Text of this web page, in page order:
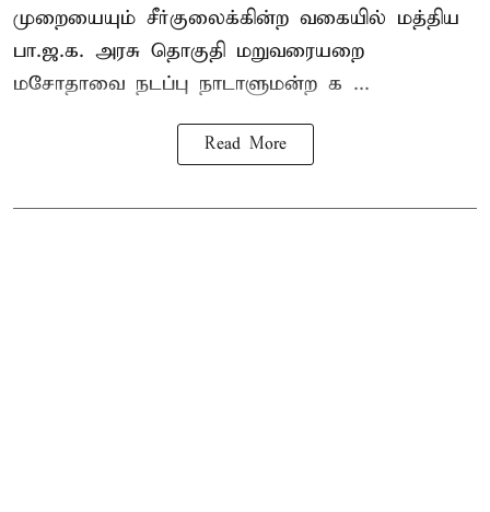
முறையையும் சீர்குலைக்கின்ற வகையில் மத்திய
பா.ஜ.க. அரசு தொகுதி மறுவரையறை
மசோதாவை நடப்பு நாடாளுமன்ற க ...
Read More